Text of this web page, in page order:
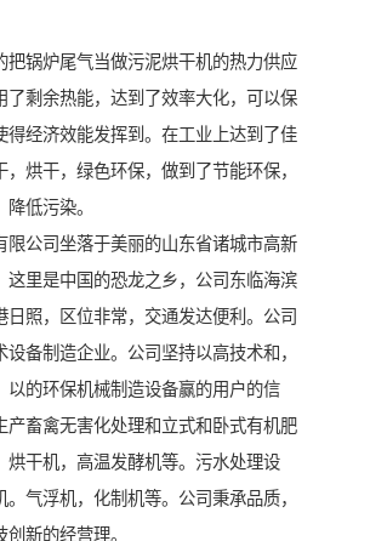
把锅炉尾气当做污泥烘干机的热力供应
了剩余热能，达到了效率大化，可以保
得经济效能发挥到。在工业上达到了佳
，烘干，绿色环保，做到了节能环保，
低污染。
限公司坐落于美丽的山东省诸城市高新
这里是中国的恐龙之乡，公司东临海滨
日照，区位非常，交通发达便利。公司
设备制造企业。公司坚持以高技术和，
以的环保机械制造设备赢的用户的信
产畜禽无害化处理和立式和卧式有机肥
烘干机，高温发酵机等。污水处理设
。气浮机，化制机等。公司秉承品质，
新的经营理。